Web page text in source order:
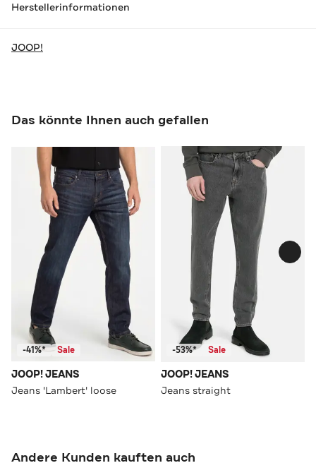
Herstellerinformationen
JOOP!
Das könnte Ihnen auch gefallen
-41%* Sale
JOOP! JEANS
Jeans 'Lambert' loose
-53%* Sale
JOOP! JEANS
Jeans straight
Andere Kunden kauften auch